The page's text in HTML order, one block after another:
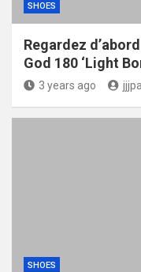
SHOES
Regardez
God 180 ‘Light
3 years ago jjjpa
SHOES